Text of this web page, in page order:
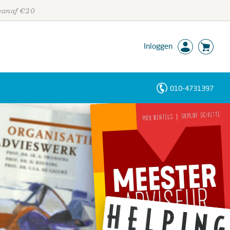
€20
Inloggen
010-4731397
Personen
Trefwoorden